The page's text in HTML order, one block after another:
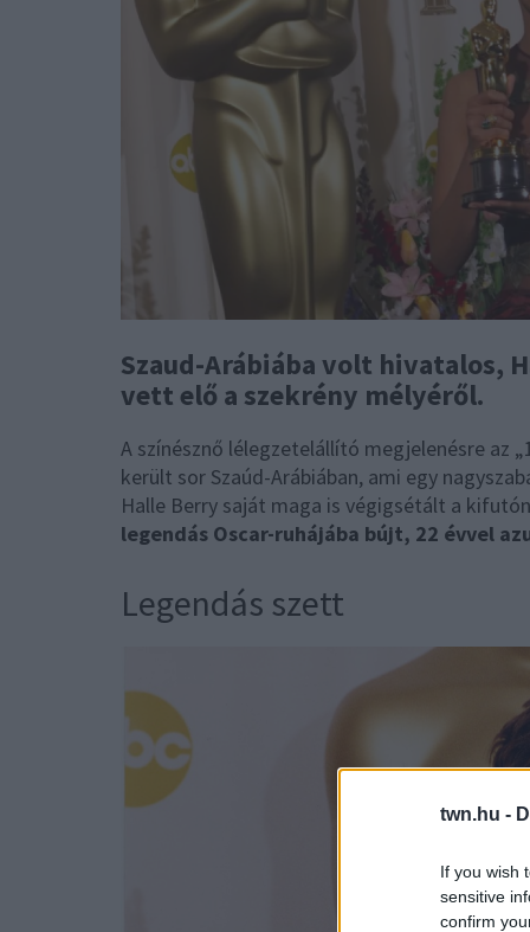
twn.hu -
If you wish
sensitive
confirm
Szaud-Arábiába volt hivatalos,
vett elő a szekrény mélyéről.
A színésznő lélegzetelállító megjelenésre az
került sor Szaúd-Arábiában, ami egy
Halle Berry saját maga is végigsétált a
legendás Oscar-ruhájába bújt, 22 évvel
Legendás szett